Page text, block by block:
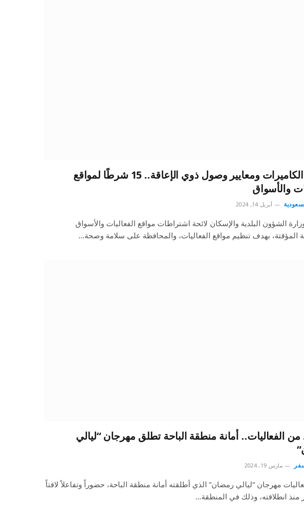
أبرزها الكاميرات ومعايير وصول ذوي الإعاقة.. 15 شرطًا لمواقع
والأسواق
أبريل 14, 2024
الشؤون البلدية والإسكان لائحة اشتراطات مواقع الفعاليات والأسواق
المؤقتة، بهدف تنظيم مواقع الفعاليات، والمحافظة على سلامة وصحة…
من الفعاليات.. أمانة منطقة الباحة تطلق مهرجان “ليالي
مارس 19, 2024
مهرجان “ليالي رمضان” الذي أطلقته أمانة منطقة الباحة، حضوراً وتفاعلاً لافتاً
منذ انطلاقته، وذلك في المنطقة…